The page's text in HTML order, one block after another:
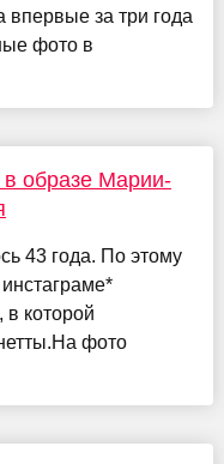
впервые за три года
фото в
образе Марии-
43 года. По этому
которой
фото